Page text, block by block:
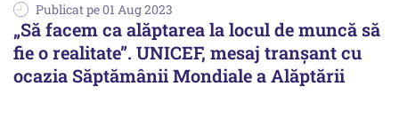
Publicat pe 01 Aug 2023
„Să facem ca alăptarea la locul de muncă să
fie o realitate”. UNICEF, mesaj tranşant cu
ocazia Săptămânii Mondiale a Alăptării